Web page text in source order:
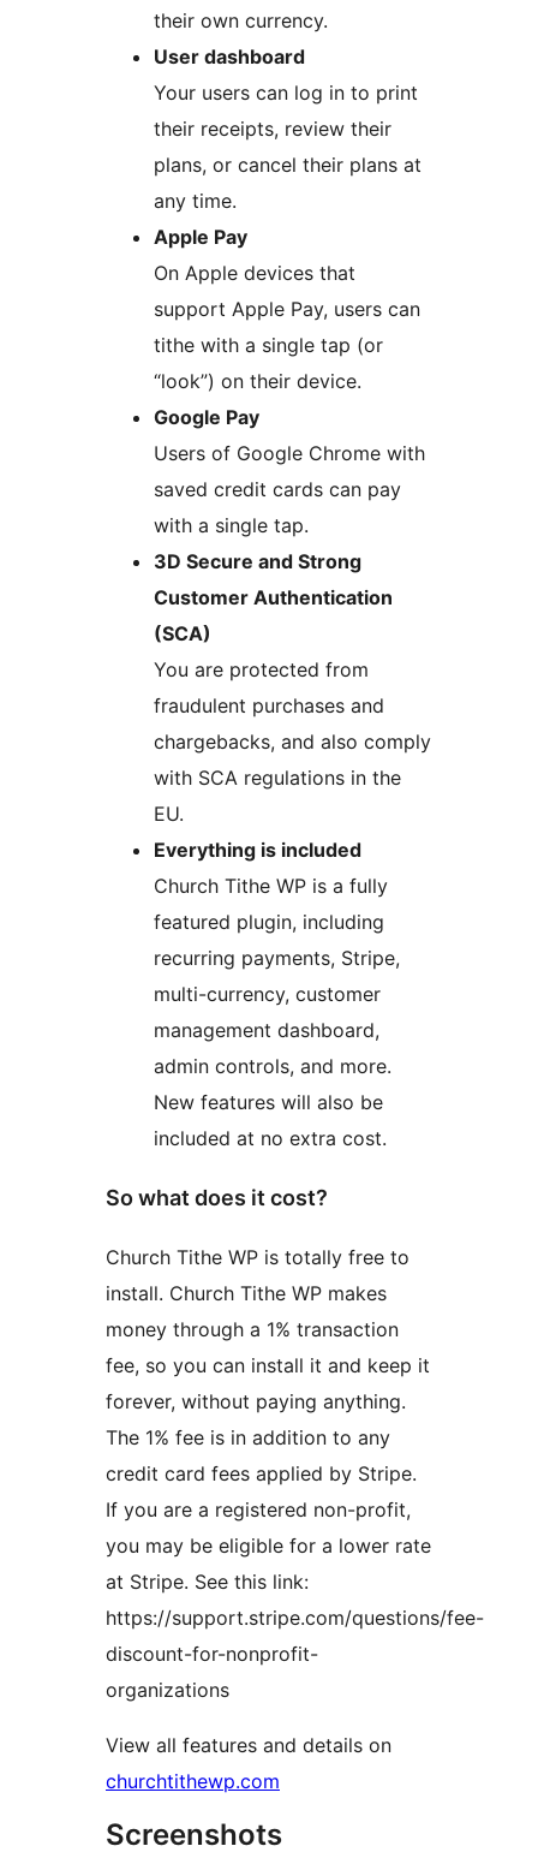
their own currency.
User dashboard
Your users can log in to print
their receipts, review their
plans, or cancel their plans at
any time.
Apple Pay
On Apple devices that
support Apple Pay, users can
tithe with a single tap (or
“look”) on their device.
Google Pay
Users of Google Chrome with
saved credit cards can pay
with a single tap.
3D Secure and Strong
Customer Authentication
(SCA)
You are protected from
fraudulent purchases and
chargebacks, and also comply
with SCA regulations in the
EU.
Everything is included
Church Tithe WP is a fully
featured plugin, including
recurring payments, Stripe,
multi-currency, customer
management dashboard,
admin controls, and more.
New features will also be
included at no extra cost.
So what does it cost?
Church Tithe WP is totally free to
install. Church Tithe WP makes
money through a 1% transaction
fee, so you can install it and keep it
forever, without paying anything.
The 1% fee is in addition to any
credit card fees applied by Stripe.
If you are a registered non-profit,
you may be eligible for a lower rate
at Stripe. See this link:
https://support.stripe.com/questions/fee-
discount-for-nonprofit-
organizations
View all features and details on
churchtithewp.com
Screenshots